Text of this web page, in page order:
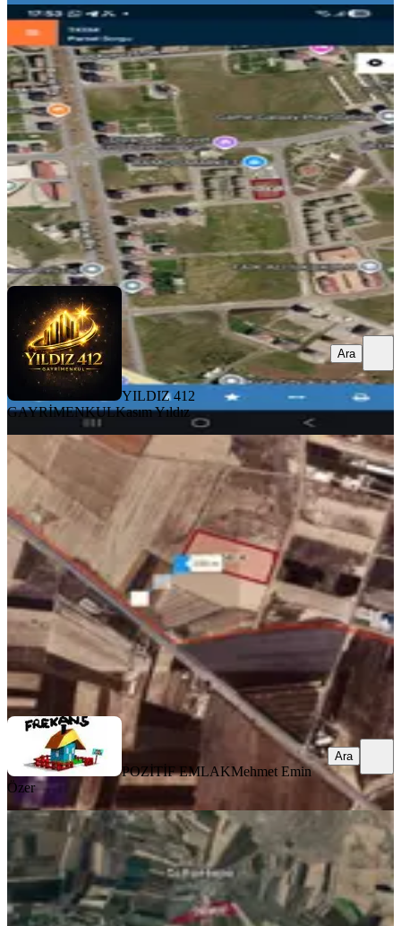
TAKASLI
İmarlı İfrazlı Satılık Arsa
Diyarbakır, Yenişehir
123 m²·10.569/m²·03.08.2026
1.300.000 ₺
YILDIZ 412 GAYRİMENKULKasım Yıldız
Ara
YILDIZ 412
GAYRİMENKULKasım Yıldız
Ara
TAKASLI
Arsamız Yenışehır Geyıktepe Ilçesi
Arasında 138 Metre Vardır
Diyarbakır, Eğil
50000 m² ·640/m² ·02.08.2026
32.000.000 ₺
POZİTİF EMLAKMehmet Emin Özer
Ara
POZİTİF EMLAKMehmet Emin
Özer
Ara
% 17
Güleçobada Satılık Kelepir Arazi
Diyarbakır, Kayapınar
5000 m²·870/m²·01.08.2026